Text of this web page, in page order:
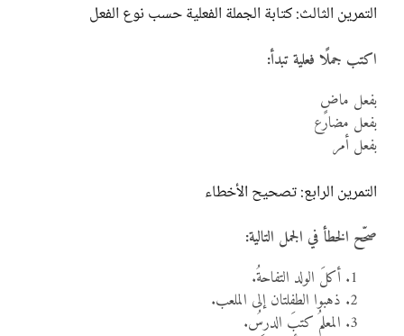
التمرين الثالث: كتابة الجملة الفعلية حسب نوع الفعل
اكتب جملًا فعلية تبدأ:
بفعل ماضٍ
بفعل مضارع
بفعل أمر
التمرين الرابع: تصحيح الأخطاء
صحّح الخطأ في الجمل التالية:
أكلَ الولد التفاحةُ.
ذهبوا الطفلتان إلى الملعب.
المعلمُ كتبَ الدرسُ.